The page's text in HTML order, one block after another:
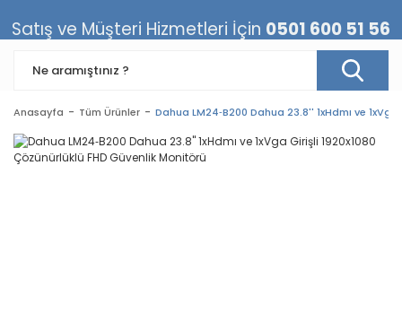
Anasayfa Tüm Ürünler Dahua LM24‐B200 Dahua 23.8'' 1xHdmı ve
Satış ve Müşteri Hizmetleri İçin 0501 600 51 56